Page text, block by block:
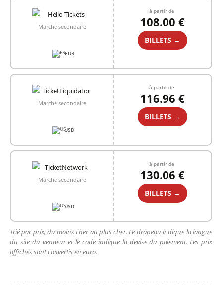
Marché secondaire
EUR
à partir de
108.00 €
BILLETS →
Marché secondaire
USD
à partir de
116.96 €
BILLETS →
Marché secondaire
USD
à partir de
130.06 €
BILLETS →
Trié par prix, du moins cher au plus cher. Le drapeau indique la langue
du site du vendeur et le code indique la devise du paiement. Les prix
affichés sont convertis en euro.